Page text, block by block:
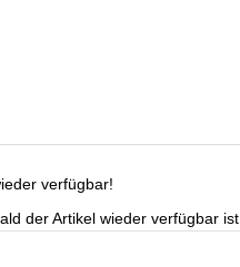
verfügbar!
der Artikel wieder verfügbar ist.